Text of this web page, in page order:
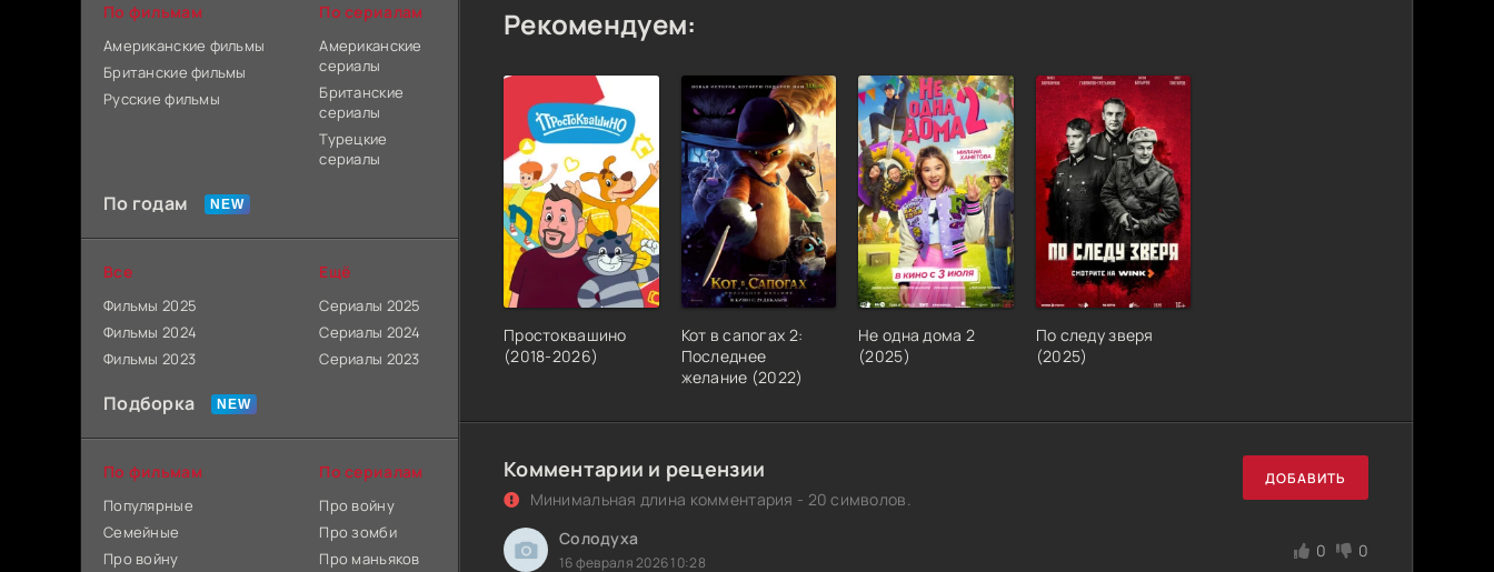
Рекомендуем:
Простоквашино
(2018-2026)
Кот в сапогах 2:
Последнее
желание (2022)
Не одна дома 2
(2025)
По следу зверя
(2025)
Комментарии и рецензии
Минимальная длина комментария - 20 символов.
ДОБАВИТЬ
Солодуха
16 февраля 2026 10:28
0 0
По фильмам
Американские фильмы
Британские фильмы
Русские фильмы
По сериалам
Американские
сериалы
Британские
сериалы
Турецкие
сериалы
По годам
Все
Фильмы 2025
Фильмы 2024
Фильмы 2023
Ещё
Сериалы 2025
Сериалы 2024
Сериалы 2023
Подборка
По фильмам
Популярные
Семейные
Про войну
По сериалам
Про войну
Про зомби
Про маньяков